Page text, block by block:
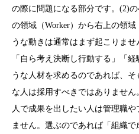
の際に問題になる部分です。(2)
の領域（Worker）から右上の領域
うな動きは通常はまず起こりませ
「自ら考え決断し行動する」「
うな人材を求めるのであれば、
な人は採用すべきではありませ
人で成果を出したい人は管理職
ません。選ぶのであれば「組織